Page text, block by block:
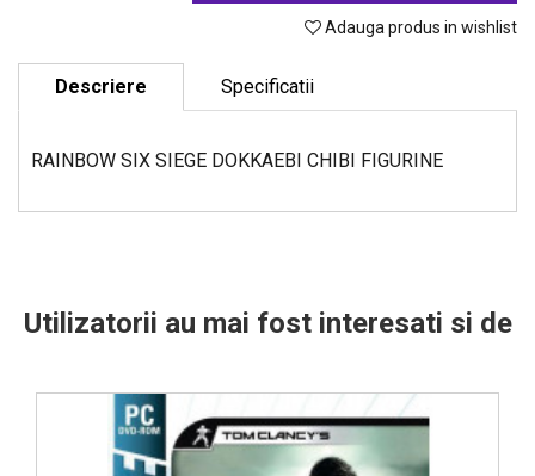
Adauga produs in wishlist
Descriere Specificatii
RAINBOW SIX SIEGE DOKKAEBI CHIBI FIGURINE
Utilizatorii au mai fost interesati si de